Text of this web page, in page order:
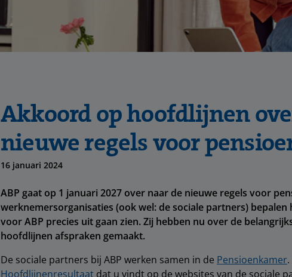
Akkoord op hoofdlijnen
nieuwe regels voor
16 januari 2024
ABP gaat op 1 januari 2027 over naar de nieuwe regels voor
werknemersorganisaties (ook wel: de sociale partners) bepalen
voor ABP precies uit gaan zien. Zij hebben nu over de
hoofdlijnen afspraken gemaakt.
De sociale partners bij ABP werken samen in de Pensioenkamer
Hoofdlijnenresultaat dat u vindt op de websites van de sociale